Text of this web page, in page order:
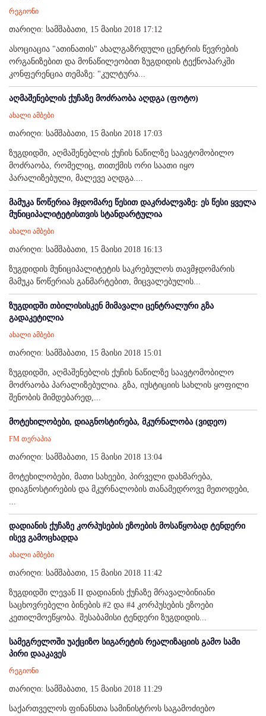
რეგიონი
თარიღი: სამშაბათი, 15 მაისი 2018 17:12
ასოციაცია "ათინათის" ახალგაზრდული ცენტრის წევრების
ორგანიზებით და მონაწილეობით ზუგდიდის ტექნოპარკში
კონფერენცია თემაზე: "კულტურა...
აღმაშენებლის ქუჩაზე მოძრაობა აღდგა (ფოტო)
ახალი ამბები
თარიღი: სამშაბათი, 15 მაისი 2018 17:03
ზუგდიდში, აღმაშენებლის ქუჩის ნაწილზე საავტომობილო
მოძრაობა, რომელიც, თითქმის ორი საათი იყო
პარალიზებული, მალევე აღდგა....
მამუკა წოწერია მჯდომარე წესით დაკრძალვაზე: ეს წესი ყველა
მუნიციპალიტეტისთვის სტანდარტულია
ახალი ამბები
თარიღი: სამშაბათი, 15 მაისი 2018 16:13
ზუგდიდის მუნიციპალიტეტის საკრებულოს თავმჯდომარის
მამუკა წოწერიას განმარტებით, მიცვალებულის...
ზუგდიდში თბილისისკენ მიმავალი ცენტრალური გზა
გადაკეტილია
ახალი ამბები
თარიღი: სამშაბათი, 15 მაისი 2018 15:01
ზუგდიდში, აღმაშენებლის ქუჩის ნაწილზე საავტომობილო
მოძრაობა პარალიზებულია. გზა, იუსტიციის სახლის ყოფილი
შენობის მიმდებარედ,...
მოტეხილობები, დიაგნოსტირება, მკურნალობა (ვიდეო)
FM თერაპია
თარიღი: სამშაბათი, 15 მაისი 2018 13:04
მოტეხილობები, მათი სახეები, პირველი დახმარება,
დიაგნოსტირების და მკურნალობის თანამედროვე მეთოდები,
...
დადიანის ქუჩაზე კორპუსების ეზოების მოსაწყობად ტენდერი
ისევ გამოცხადდა
ახალი ამბები
თარიღი: სამშაბათი, 15 მაისი 2018 11:42
ზუგდიდში ლევან II დადიანის ქუჩაზე მრავალბინიანი
საცხოვრებელი ბინების #2 და #4 კორპუსების ეზოები
კეთილმოეწყობა. შესაბამისი ტენდერი ზუგდიდის...
სამეგრელოში უაქციზო სიგარეტის რეალიზაციის გამო სამი
პირი დააკავეს
რეგიონი
თარიღი: სამშაბათი, 15 მაისი 2018 11:29
საქართველოს ფინანსთა სამინისტროს საგამოძიებო